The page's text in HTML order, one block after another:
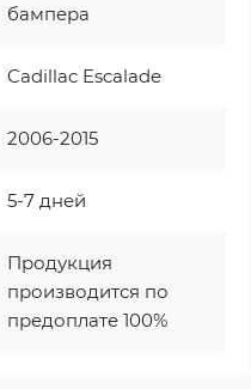
бампера
Cadillac Escalade
2006-2015
5-7 дней
Продукция
производится по
предоплате 100%